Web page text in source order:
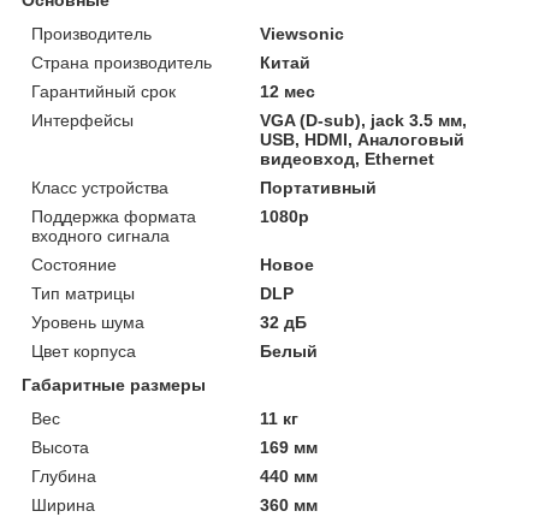
Производитель
Viewsonic
Страна производитель
Китай
Гарантийный срок
12 мес
Интерфейсы
VGA (D-sub), jack 3.5 мм,
USB, HDMI, Аналоговый
видеовход, Ethernet
Класс устройства
Портативный
Поддержка формата
входного сигнала
1080p
Состояние
Новое
Тип матрицы
DLP
Уровень шума
32 дБ
Цвет корпуса
Белый
Габаритные размеры
Вес
11 кг
Высота
169 мм
Глубина
440 мм
Ширина
360 мм